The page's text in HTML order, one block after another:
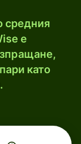
средния
е
като